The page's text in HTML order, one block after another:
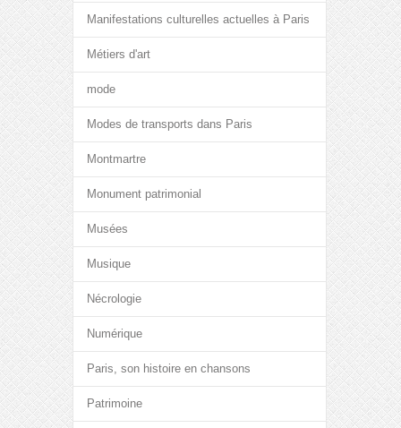
Manifestations culturelles actuelles à Paris
Métiers d'art
mode
Modes de transports dans Paris
Montmartre
Monument patrimonial
Musées
Musique
Nécrologie
Numérique
Paris, son histoire en chansons
Patrimoine